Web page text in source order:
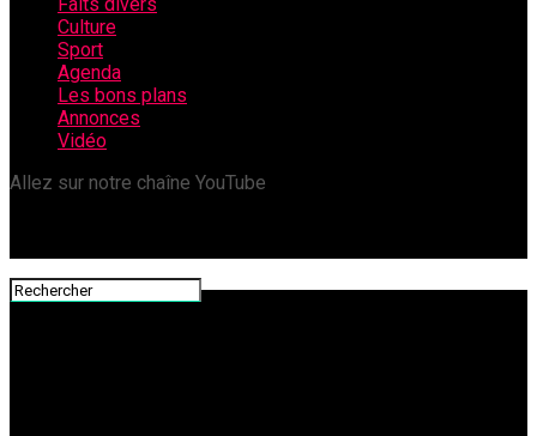
Culture
Sport
Agenda
Les bons plans
Annonces
Vidéo
Allez sur notre chaîne YouTube